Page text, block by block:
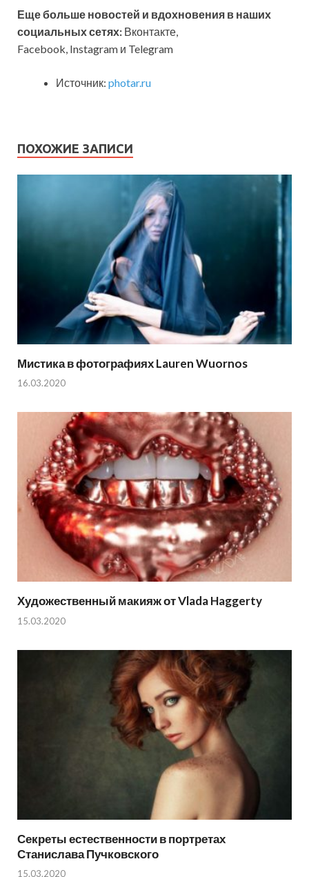
Еще больше новостей и вдохновения в наших
социальных сетях: Вконтакте,
Facebook, Instagram и Telegram
Источник: photar.ru
ПОХОЖИЕ ЗАПИСИ
Мистика в фотографиях Lauren Wuornos
16.03.2020
Художественный макияж от Vlada Haggerty
15.03.2020
Секреты естественности в портретах
Станислава Пучковского
15.03.2020